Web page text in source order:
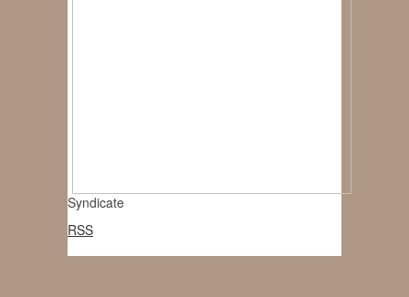
Syndicate
RSS